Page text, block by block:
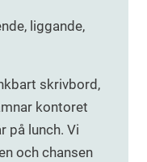
liggande,
skrivbord,
kontoret
på lunch. Vi
och chansen